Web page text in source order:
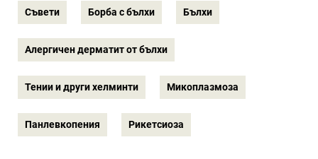
Съвети Борба с бълхи Бълхи
Алергичен дерматит от бълхи
Тении и други хелминти Микоплазмоза
Панлевкопения Рикетсиоза